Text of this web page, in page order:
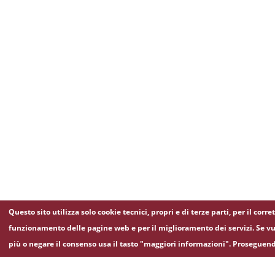
Questo sito utilizza solo cookie tecnici, propri e di terze parti, per il
funzionamento delle pagine web e per il miglioramento dei servizi. Se
più o negare il consenso usa il tasto "maggiori informazioni".